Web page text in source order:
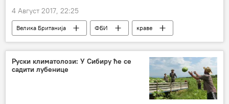
4 Август 2017, 22:25
Велика Британија ФБИ
краве
ванземаљци
НЛО
говеда
Друштво
Руски климатолози: У Сибиру ће се
садити лубенице